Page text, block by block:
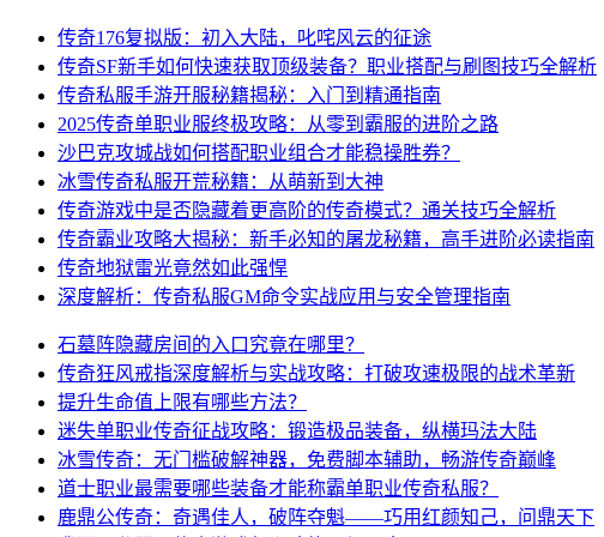
传奇176复拟版：初入大陆，叱咤风云的征途
传奇SF新手如何快速获取顶级装备？职业搭配与刷图技巧全解析
传奇私服手游开服秘籍揭秘：入门到精通指南
2025传奇单职业服终极攻略：从零到霸服的进阶之路
沙巴克攻城战如何搭配职业组合才能稳操胜券？
冰雪传奇私服开荒秘籍：从萌新到大神
传奇游戏中是否隐藏着更高阶的传奇模式？通关技巧全解析
传奇霸业攻略大揭秘：新手必知的屠龙秘籍，高手进阶必读指南
传奇地狱雷光竟然如此强悍
深度解析：传奇私服GM命令实战应用与安全管理指南
石墓阵隐藏房间的入口究竟在哪里？
传奇狂风戒指深度解析与实战攻略：打破攻速极限的战术革新
提升生命值上限有哪些方法？
迷失单职业传奇征战攻略：锻造极品装备，纵横玛法大陆
冰雪传奇：无门槛破解神器，免费脚本辅助，畅游传奇巅峰
道士职业最需要哪些装备才能称霸单职业传奇私服？
鹿鼎公传奇：奇遇佳人，破阵夺魁——巧用红颜知己，问鼎天下